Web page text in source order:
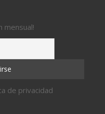
mensual!
de privacidad